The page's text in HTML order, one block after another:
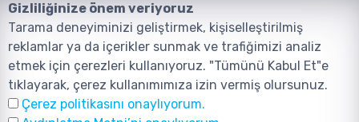
©2026, Tüm Hakları ANIL TELEKOMÜNİKASYON GÜVENLİK VE BİLİŞİM
SİSTEMLERİ SAN. TİC. LTD. ŞTİ. aittir.Tasarım ve Yazılım:
Gizliliğinize önem veriyoruz
Tarama deneyiminizi geliştirmek, kişiselleştirilmiş
reklamlar ya da içerikler sunmak ve trafiğimizi analiz
etmek için çerezleri kullanıyoruz. "Tümünü Kabul Et"e
tıklayarak, çerez kullanımımıza izin vermiş olursunuz.
Çerez politikasını onaylıyorum.